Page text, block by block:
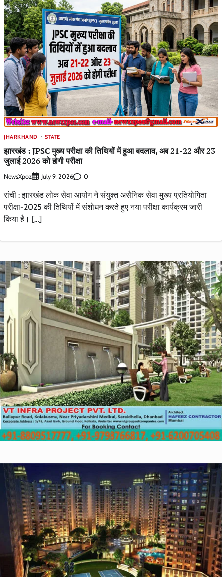
JHARKHAND STATE
झारखंड : JPSC मुख्य परीक्षा की तिथियों में हुआ बदलाव, अब 21-22 और 23
जुलाई 2026 को होगी परीक्षा
NewsXpoz July 9, 2026 0
रांची : झारखंड लोक सेवा आयोग ने संयुक्त असैनिक सेवा मुख्य प्रतियोगिता
परीक्षा-2025 की तिथियों में संशोधन करते हुए नया परीक्षा कार्यक्रम जारी
किया है। […]